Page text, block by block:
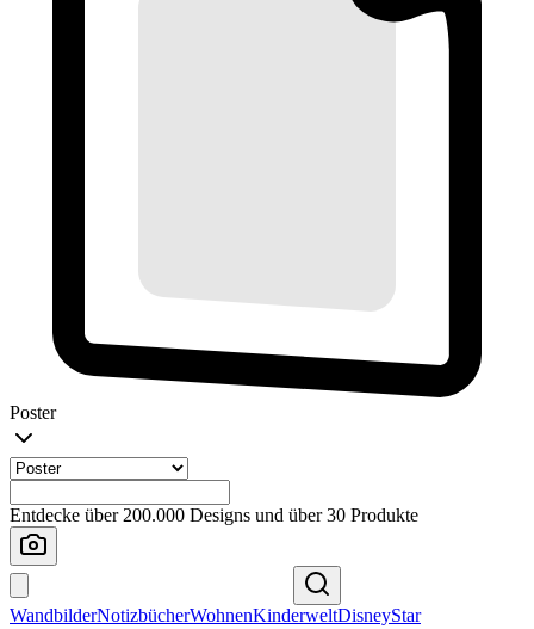
Poster
Entdecke über 200.000 Designs und über 30 Produkte
WandbilderNotizbücherWohnenKinderweltDisneyStar